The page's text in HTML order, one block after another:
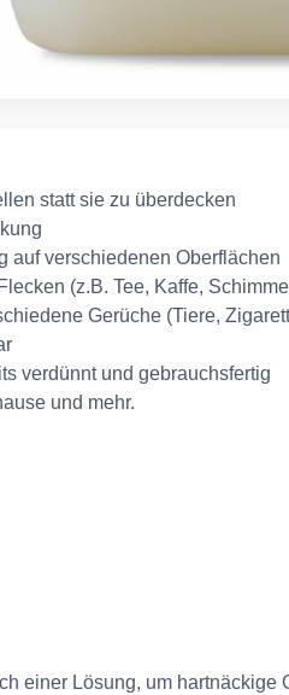
statt sie zu überdecken
auf verschiedenen Oberflächen
(z.B. Tee, Kaffe,
Gerüche (Tiere,
verdünnt und gebrauchsfertig
und mehr.
einer Lösung, um hartnäckige